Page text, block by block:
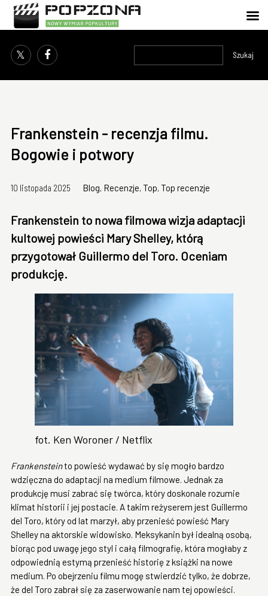
Szukaj
Frankenstein - recenzja filmu.
Bogowie i potwory
10 listopada 2025 Blog, Recenzje, Top, Top recenzje
Frankenstein to nowa filmowa wizja adaptacji
kultowej powieści Mary Shelley, którą
przygotował Guillermo del Toro. Oceniam
produkcję.
fot. Ken Woroner / Netflix
Frankensteinto powieść wydawać by się mogło bardzo
wdzięczna do adaptacji na medium filmowe. Jednak za
produkcję musi zabrać się twórca, który doskonale rozumie
klimat historii i jej postacie. A takim reżyserem jest Guillermo
del Toro, który od lat marzył, aby przenieść powieść Mary
Shelley na aktorskie widowisko. Meksykanin był idealną osobą,
biorąc pod uwagę jego styl i całą filmografię, która mogłaby z
odpowiednią estymą przenieść historię z książki na nowe
medium. Po obejrzeniu filmu mogę stwierdzić tylko, że dobrze,
że del Toro zabrał się za zaserwowanie nam tej opowieści.